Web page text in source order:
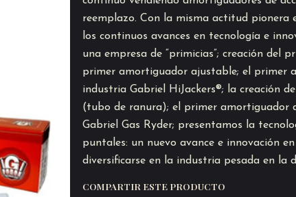
reemplazo. Con la misma actitud pionera
los continuos avances en tecnología e
una empresa de “primicias”; creación del
primer amortiguador ajustable; el primer
industria Gabriel HiJackers®; la creación
(tubo de ranura); el primer amortiguador
Gabriel Gas Ryder; presentamos la
puntales: un nuevo avance e innovación
diversificarse en la industria pesada en la
COMPARTIR ESTE PRODUCTO